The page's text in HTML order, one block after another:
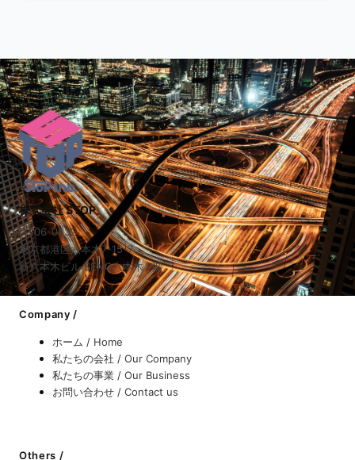
株式会社 STOP
〒106-0032
東京都港区六本木7-15-7
新六本木ビル SENQ六本木 7階
Company /
ホーム / Home
私たちの会社 / Our Company
私たちの事業 / Our Business
お問い合わせ / Contact us
Others /